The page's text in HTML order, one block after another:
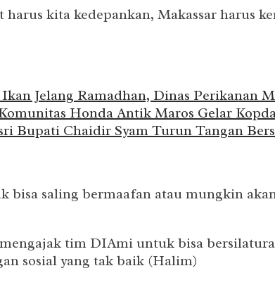
kita kedepankan, Makassar harus
Jelang Ramadhan, Dinas Perikanan
Honda Antik Maros Gelar
Bupati Chaidir Syam Turun Tangan
saling bermaafan atau mungkin
tim DIAmi untuk bisa
sosial yang tak baik (Halim)